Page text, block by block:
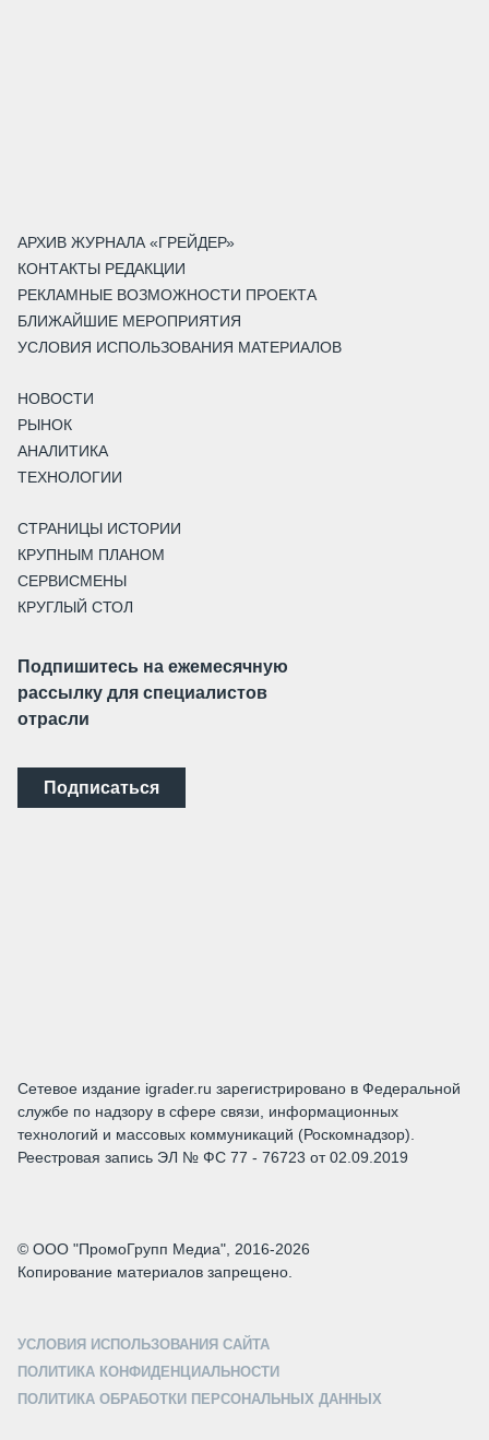
АРХИВ ЖУРНАЛА «ГРЕЙДЕР»
КОНТАКТЫ РЕДАКЦИИ
РЕКЛАМНЫЕ ВОЗМОЖНОСТИ ПРОЕКТА
БЛИЖАЙШИЕ МЕРОПРИЯТИЯ
УСЛОВИЯ ИСПОЛЬЗОВАНИЯ МАТЕРИАЛОВ
НОВОСТИ
РЫНОК
АНАЛИТИКА
ТЕХНОЛОГИИ
СТРАНИЦЫ ИСТОРИИ
КРУПНЫМ ПЛАНОМ
СЕРВИСМЕНЫ
КРУГЛЫЙ СТОЛ
Подпишитесь на ежемесячную
рассылку для специалистов
отрасли
Подписаться
Сетевое издание igrader.ru зарегистрировано в Федеральной
службе по надзору в сфере связи, информационных
технологий и массовых коммуникаций (Роскомнадзор).
Реестровая запись ЭЛ № ФС 77 - 76723 от 02.09.2019
© ООО "ПромоГрупп Медиа", 2016-2026
Копирование материалов запрещено.
УСЛОВИЯ ИСПОЛЬЗОВАНИЯ САЙТА
ПОЛИТИКА КОНФИДЕНЦИАЛЬНОСТИ
ПОЛИТИКА ОБРАБОТКИ ПЕРСОНАЛЬНЫХ ДАННЫХ